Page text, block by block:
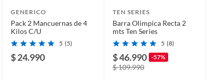
GENERICO
Pack 2 Mancuernas de 4
Kilos C/U
5 (5)
$ 24.990
TEN SERIES
Barra Olimpica Recta 2
mts Ten Series
5 (8)
$ 46.990 -57%
$ 109.990